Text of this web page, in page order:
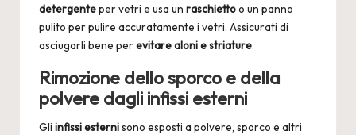
detergenteper vetri e usa un raschiettoo un panno
pulito per pulire accuratamente i vetri. Assicurati di
asciugarli bene perevitare aloni e striature.
Rimozione dello sporco e della
polvere dagli infissi esterni
Gli infissiesternisono esposti a polvere, sporco e altri